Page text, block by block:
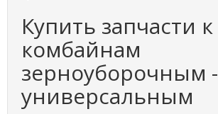
Купить запчасти к
комбайнам
зерноуборочным -
универсальным